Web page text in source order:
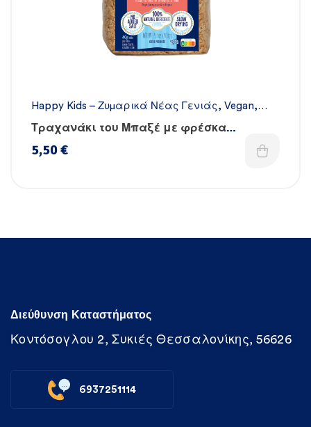
Happy Kids – Ζυμαρικά Νέας Γενιάς , Vegan,
Όλα τα ζυμαρικά,Χειροποίητα
Τραχανάκι του Μπαξέ με φρέσκα
λαχανικά, βιταμίνες & σίδηρο
5,50€
Διεύθυνση Καταστήματος
Κοντόσογλου 2, Συκιές Θεσσαλονίκης, 56626
6937251114